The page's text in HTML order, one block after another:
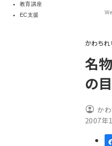
教育講座
EC支援
ン
く
ず
かわち
名
の
か
2007年